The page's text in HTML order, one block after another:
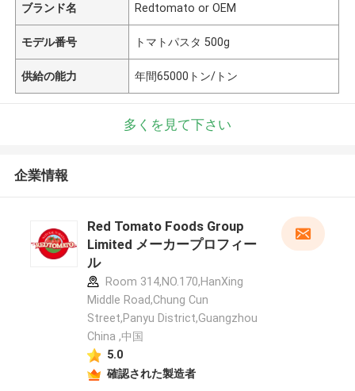
ブランド名 Redtomato or OEM
モデル番号 トマトパスタ 500g
供給の能力 年間65000トン/トン
多くを見て下さい
企業情報
Red Tomato Foods Group
Limited メーカープロフィー
ル
Room 314,NO.170,HanXing
Middle Road,Chung Cun
Street,Panyu District,Guangzhou
China ,中国
5.0
確認された製造者